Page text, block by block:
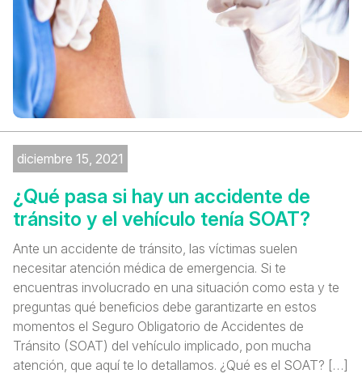
diciembre 15, 2021
¿Qué pasa si hay un accidente de
tránsito y el vehículo tenía SOAT?
Ante un accidente de tránsito, las víctimas suelen
necesitar atención médica de emergencia. Si te
encuentras involucrado en una situación como esta y te
preguntas qué beneficios debe garantizarte en estos
momentos el Seguro Obligatorio de Accidentes de
Tránsito (SOAT) del vehículo implicado, pon mucha
atención, que aquí te lo detallamos. ¿Qué es el SOAT? […]